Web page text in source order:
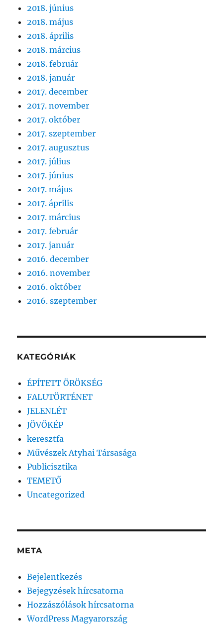
2018. június
2018. május
2018. április
2018. március
2018. február
2018. január
2017. december
2017. november
2017. október
2017. szeptember
2017. augusztus
2017. július
2017. június
2017. május
2017. április
2017. március
2017. február
2017. január
2016. december
2016. november
2016. október
2016. szeptember
KATEGÓRIÁK
ÉPÍTETT ÖRÖKSÉG
FALUTÖRTÉNET
JELENLÉT
JÖVŐKÉP
keresztfa
Művészek Atyhai Társasága
Publicisztika
TEMETŐ
Uncategorized
META
Bejelentkezés
Bejegyzések hírcsatorna
Hozzászólások hírcsatorna
WordPress Magyarország